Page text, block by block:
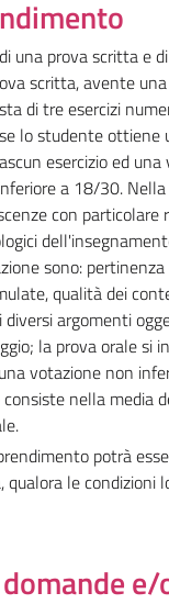
una prova scritta e
scritta, avente
di tre esercizi
lo studente ottiene
esercizio ed una
a 18/30.
con particolare
sono:
qualità dei
argomenti
la prova orale si
votazione non
nella media
potrà
le condizioni